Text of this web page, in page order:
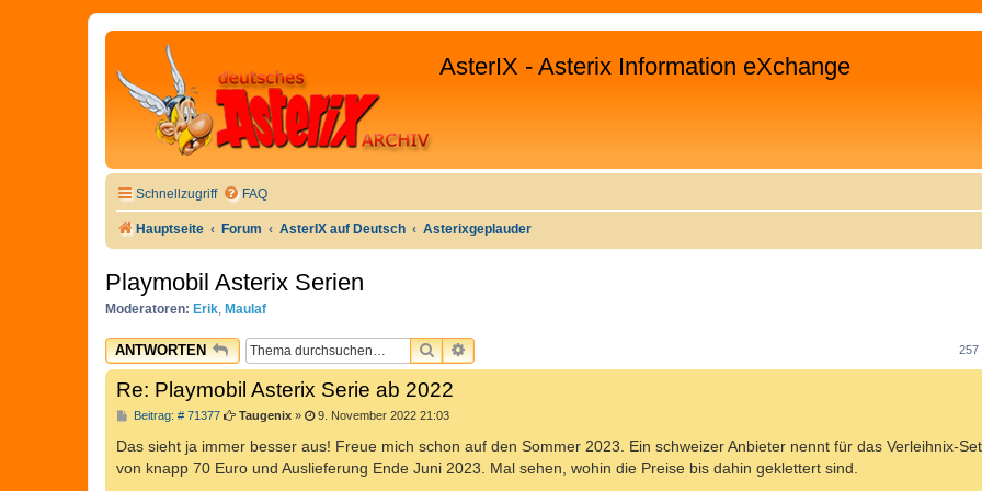
AsterIX - Asterix Information eXchange
Schnellzugriff FAQ
Hauptseite Forum AsterIX auf Deutsch Asterixgeplauder
Playmobil Asterix Serien
Moderatoren: Erik, Maulaf
ANTWORTEN SUCHEERWEITERTE SUCHE 257
Re: Playmobil Asterix Serie ab 2022
Beitrag: # 71377B
i
r
Taugenix» 9. November 2022 21:03
Das sieht ja immer besser aus! Freue mich schon auf den Sommer 2023. Ein schweizer Anbieter nennt für das Verleihnix-
von knapp 70 Euro und Auslieferung Ende Juni 2023. Mal sehen, wohin die Preise bis dahin geklettert sind.